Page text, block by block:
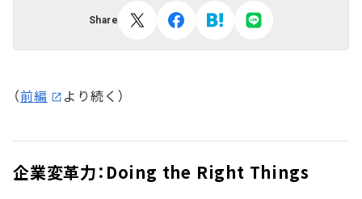
Share
（前編 より続く）
企業変革力：Doing the Right Things